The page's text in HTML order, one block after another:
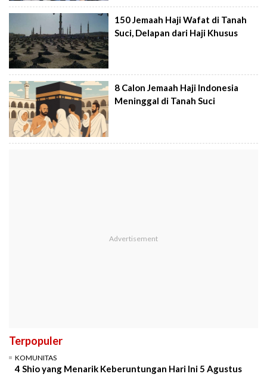
150 Jemaah Haji Wafat di Tanah
Suci, Delapan dari Haji Khusus
8 Calon Jemaah Haji Indonesia
Meninggal di Tanah Suci
Terpopuler
KOMUNITAS
4 Shio yang Menarik Keberuntungan Hari Ini 5 Agustus